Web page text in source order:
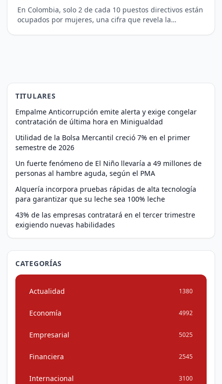
En Colombia, solo 2 de cada 10 puestos directivos están
ocupados por mujeres, una cifra que revela la…
TITULARES
Empalme Anticorrupción emite alerta y exige congelar
contratación de última hora en Minigualdad
Utilidad de la Bolsa Mercantil creció 7% en el primer
semestre de 2026
Un fuerte fenómeno de El Niño llevaría a 49 millones de
personas al hambre aguda, según el PMA
Alquería incorpora pruebas rápidas de alta tecnología
para garantizar que su leche sea 100% leche
43% de las empresas contratará en el tercer trimestre
exigiendo nuevas habilidades
CATEGORÍAS
Actualidad 1380
Economía 4992
Empresarial 5025
Financiera 2545
Internacional 3100